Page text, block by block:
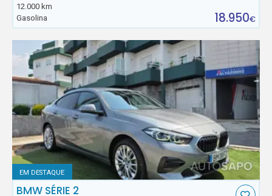
12.000 km
Gasolina
18.950€
EM DESTAQUE
BMW SÉRIE 2